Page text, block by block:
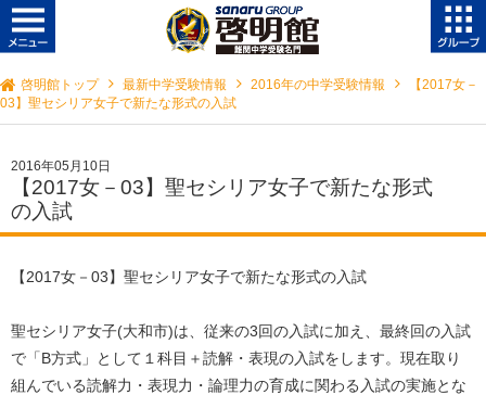
啓明館トップ 最新中学受験情報 2016年の中学受験情報
【2017女－
03】聖セシリア女子で新たな形式の入試
2016年05月10日
【2017女－03】聖セシリア女子で新たな形式
の入試
【2017女－03】聖セシリア女子で新たな形式の入試
聖セシリア女子(大和市)は、従来の3回の入試に加え、最終回の入試
で「B方式」として１科目＋読解・表現の入試をします。現在取り
組んでいる読解力・表現力・論理力の育成に関わる入試の実施とな